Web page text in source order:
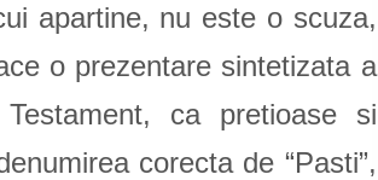
apartine, nu este o scuza,
o prezentare sintetizata a
ca pretioase si
corecta de “Pasti”,